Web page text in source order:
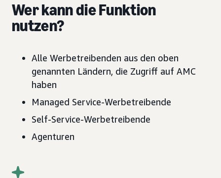
Wer kann die Funktion
nutzen?
Alle Werbetreibenden aus den oben
genannten Ländern, die Zugriff auf AMC
haben
Managed Service-Werbetreibende
Self-Service-Werbetreibende
Agenturen